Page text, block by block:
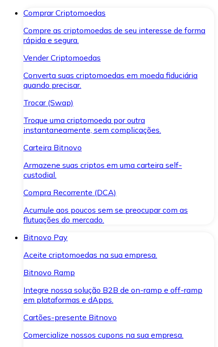
Comprar Criptomoedas
Compre as criptomoedas de seu interesse de forma
rápida e segura.
Vender Criptomoedas
Converta suas criptomoedas em moeda fiduciária
quando precisar.
Trocar (Swap)
Troque uma criptomoeda por outra
instantaneamente, sem complicações.
Carteira Bitnovo
Armazene suas criptos em uma carteira self-
custodial.
Compra Recorrente (DCA)
Acumule aos poucos sem se preocupar com as
flutuações do mercado.
Bitnovo Pay
Aceite criptomoedas na sua empresa.
Bitnovo Ramp
Integre nossa solução B2B de on-ramp e off-ramp
em plataformas e dApps.
Cartões-presente Bitnovo
Comercialize nossos cupons na sua empresa.